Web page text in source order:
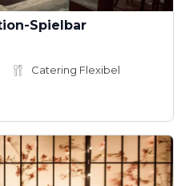
Spielbar
Catering Flexibel